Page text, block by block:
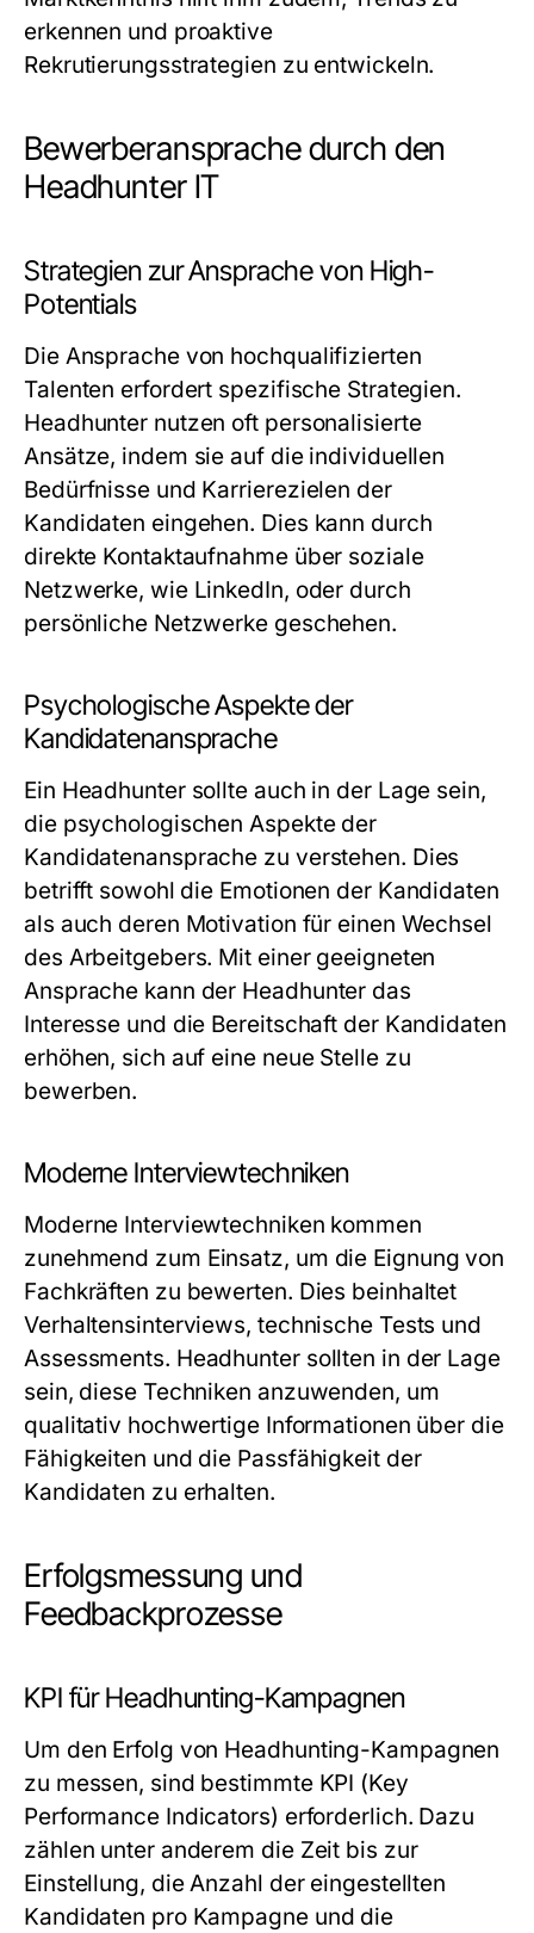
erkennen und proaktive
Rekrutierungsstrategien zu entwickeln.
Bewerberansprache durch den
Headhunter IT
Strategien zur Ansprache von High-
Potentials
Die Ansprache von hochqualifizierten
Talenten erfordert spezifische Strategien.
Headhunter nutzen oft personalisierte
Ansätze, indem sie auf die individuellen
Bedürfnisse und Karrierezielen der
Kandidaten eingehen. Dies kann durch
direkte Kontaktaufnahme über soziale
Netzwerke, wie LinkedIn, oder durch
persönliche Netzwerke geschehen.
Psychologische Aspekte der
Kandidatenansprache
Ein Headhunter sollte auch in der Lage sein,
die psychologischen Aspekte der
Kandidatenansprache zu verstehen. Dies
betrifft sowohl die Emotionen der Kandidaten
als auch deren Motivation für einen Wechsel
des Arbeitgebers. Mit einer geeigneten
Ansprache kann der Headhunter das
Interesse und die Bereitschaft der Kandidaten
erhöhen, sich auf eine neue Stelle zu
bewerben.
Moderne Interviewtechniken
Moderne Interviewtechniken kommen
zunehmend zum Einsatz, um die Eignung von
Fachkräften zu bewerten. Dies beinhaltet
Verhaltensinterviews, technische Tests und
Assessments. Headhunter sollten in der Lage
sein, diese Techniken anzuwenden, um
qualitativ hochwertige Informationen über die
Fähigkeiten und die Passfähigkeit der
Kandidaten zu erhalten.
Erfolgsmessung und
Feedbackprozesse
KPI für Headhunting-Kampagnen
Um den Erfolg von Headhunting-Kampagnen
zu messen, sind bestimmte KPI (Key
Performance Indicators) erforderlich. Dazu
zählen unter anderem die Zeit bis zur
Einstellung, die Anzahl der eingestellten
Kandidaten pro Kampagne und die